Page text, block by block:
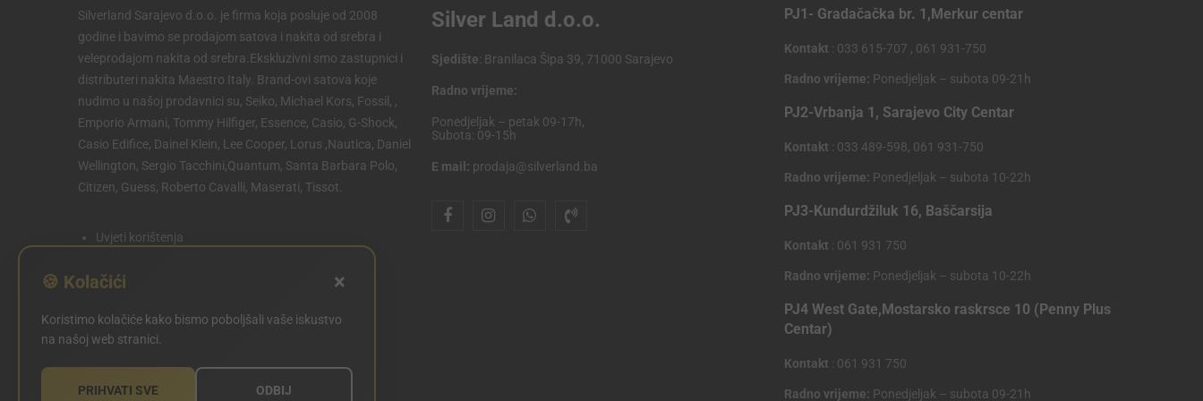
Silverland Sarajevo d.o.o. je firma koja posluje od 2008
godine i bavimo se prodajom satova i nakita od srebra i
veleprodajom nakita od srebra.Ekskluzivni smo zastupnici i
distributeri nakita Maestro Italy. Brand-ovi satova koje
nudimo u našoj prodavnici su, Seiko, Michael Kors, Fossil, ,
Emporio Armani, Tommy Hilfiger, Essence, Casio, G-Shock,
Casio Edifice, Dainel Klein, Lee Cooper, Lorus ,Nautica, Daniel
Wellington, Sergio Tacchini,Quantum, Santa Barbara Polo,
Citizen, Guess, Roberto Cavalli, Maserati, Tissot.
Uvjeti korištenja
Politika kolačića
POSTAVKE KOLAČIĆA
Silver Land d.o.o.
Sjedište: Branilaca Šipa 39, 71000 Sarajevo
Radno vrijeme:
Ponedjeljak – petak 09-17h,
Subota: 09-15h
E mail: prodaja@silverland.ba
PJ1- Gradačačka br. 1,Merkur centar
Kontakt : 033 615-707 , 061 931-750
Radno vrijeme: Ponedjeljak – subota 09-21h
PJ2-Vrbanja 1, Sarajevo City Centar
Kontakt : 033 489-598, 061 931-750
Radno vrijeme: Ponedjeljak – subota 10-22h
PJ3-Kundurdžiluk 16, Baščarsija
Kontakt : 061 931 750
Radno vrijeme: Ponedjeljak – subota 10-22h
PJ4 West Gate,Mostarsko raskrsce 10 (Penny Plus
Centar)
Kontakt : 061 931 750
Radno vrijeme: Ponedjeljak – subota 09-21h
🍪 Kolačići ×
Koristimo kolačiće kako bismo poboljšali vaše iskustvo
na našoj web stranici.
PRIHVATI SVE ODBIJ